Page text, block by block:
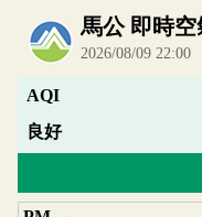
內嵌空氣品質小